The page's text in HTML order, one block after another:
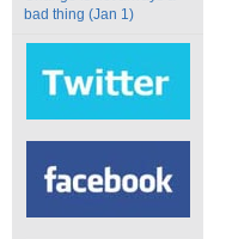
bad thing (Jan 1)